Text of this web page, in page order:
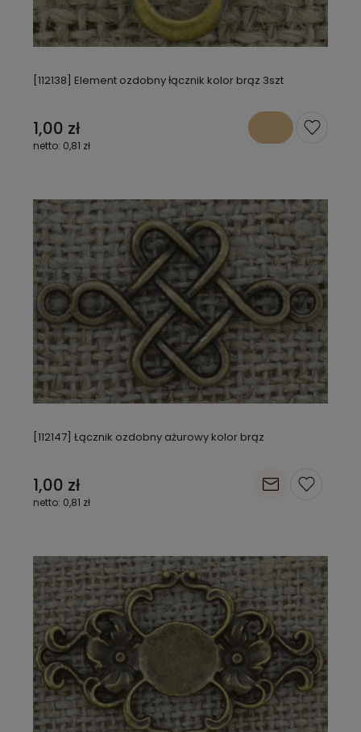
[112138] Element ozdobny łącznik kolor brąz 3szt
1,00 zł
0,81 zł
[112147] Łącznik ozdobny ażurowy kolor brąz
1,00 zł
0,81 zł